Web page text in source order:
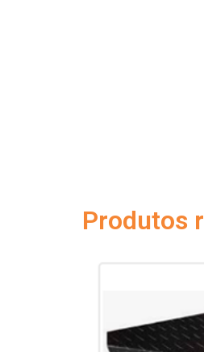
Produtos